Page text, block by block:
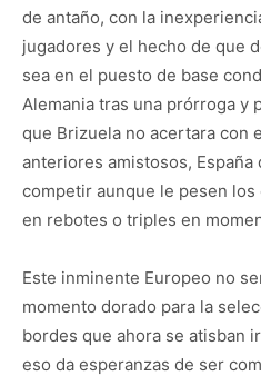
de antaño, con la
jugadores y el hecho de que
sea en el puesto de base
Alemania tras una prórroga y
que Brizuela no acertara con
anteriores amistosos,
competir aunque le pesen
en rebotes o triples en
Este inminente Europeo no
momento dorado para la
bordes que ahora se atisban
eso da esperanzas de ser